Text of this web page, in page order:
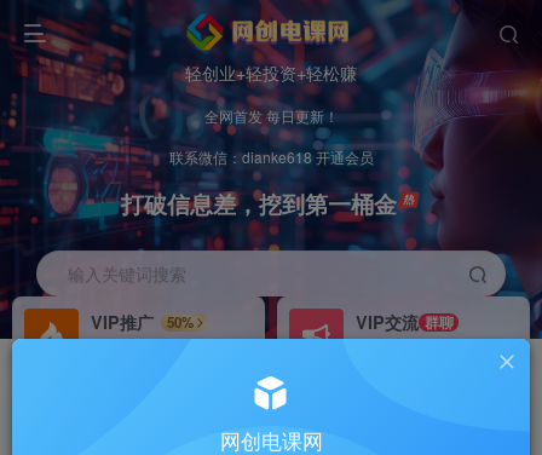
轻创业+轻投资+轻松赚
全网首发 每日更新！
联系微信：dianke618 开通会员
打破信息差，挖到第一桶金
输入关键词搜索
VIP推广
50%
VIP交流 群聊
研究探讨更多创业项目路子。
搭建同款网站，自己当老板
网创电课网